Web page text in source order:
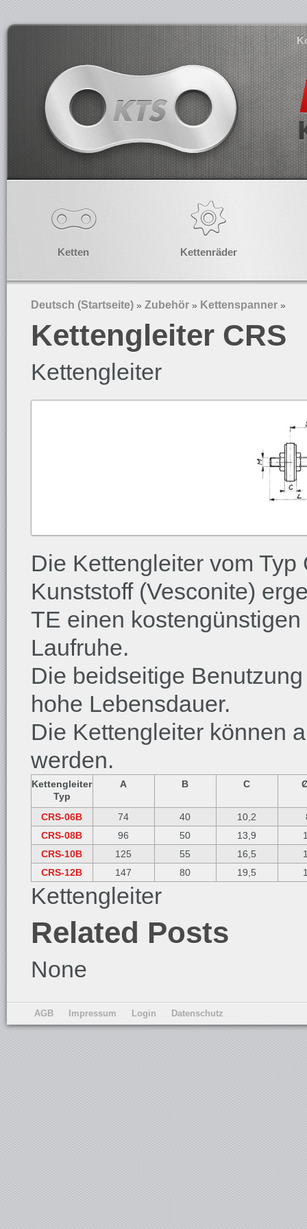
Ketten Kettenräder
Deutsch (Startseite) » Zubehör » Kettenspanner »
Kettengleiter CRS
Kettengleiter
Die Kettengleiter vom
Kunststoff (Vesconite)
TE einen
Laufruhe.
Die beidseitige
hohe Lebensdauer.
Die Kettengleiter können
werden.
Kettengleiter
Typ
A B C
CRS-06B 74 40 10,2
CRS-08B
96 50 13,9
CRS-10B
125 55 16,5
CRS-12B
147 80 19,5
Kettengleiter
Related Posts
None
AGB Impressum Login Datenschutz